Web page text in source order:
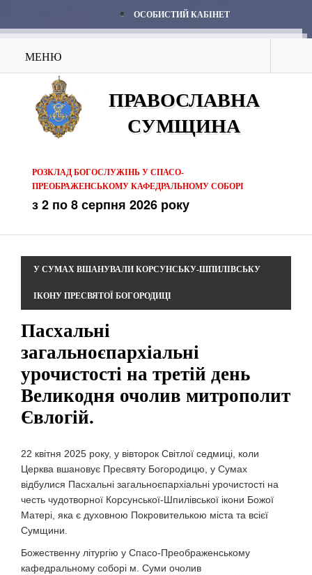
ОСОБИСТИЙ КАБІНЕТ
МЕНЮ
ПРАВОСЛАВНА
СУМЩИНА
РОЗКЛАД БОГОСЛУЖІНЬ У СПАСО-
ПРЕОБРАЖЕНСЬКОМУ КАФЕДРАЛЬНОМУ СОБОРІ
з 2 по 8 серпня 2026 року
У СУМАХ ВШАНУВАЛИ КОРСУНСЬКУ-ШПИЛІВСЬКУ
ІКОНУ ПРЕСВЯТОЇ БОГОРОДИЦІ
Пасхальні
загальноєпархіальні
урочистості на третій день
Великодня очолив митрополит
Євлогій.
22 квітня 2025 року, у вівторок Світлої седмиці, коли
Церква вшановує Пресвяту Богородицю, у Сумах
відбулися Пасхальні загальноєпархіальні урочистості на
честь чудотворної Корсунської-Шпилівської ікони Божої
Матері, яка є духовною Покровителькою міста та всієї
Сумщини.
Божественну літургію у Спасо-Преображенському
кафедральному соборі м. Суми очолив